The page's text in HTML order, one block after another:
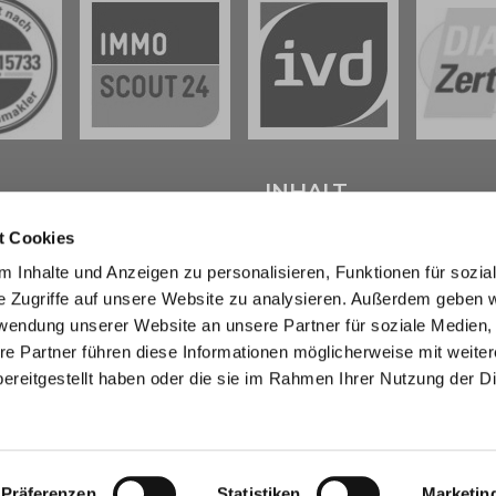
Cookies
Inhalte und Anzeigen zu personalisieren, Funktionen für
Zugriffe auf unsere Website zu analysieren. Außerdem geben
unserer Website an unsere Partner für soziale Medien,
Partner führen diese Informationen möglicherweise mit
haben oder die sie im Rahmen Ihrer Nutzung der
stehen wir Ihnen beim
bei der Vermietung Ihrer
Seite.
wir Sie in allen Fragen
Haus oder Ihre Wohnung in
wir sind für Sie da.
INHALT
Verkaufen
Kaufen
Marktberichte
Erbimmobilien
Wissen
Über uns